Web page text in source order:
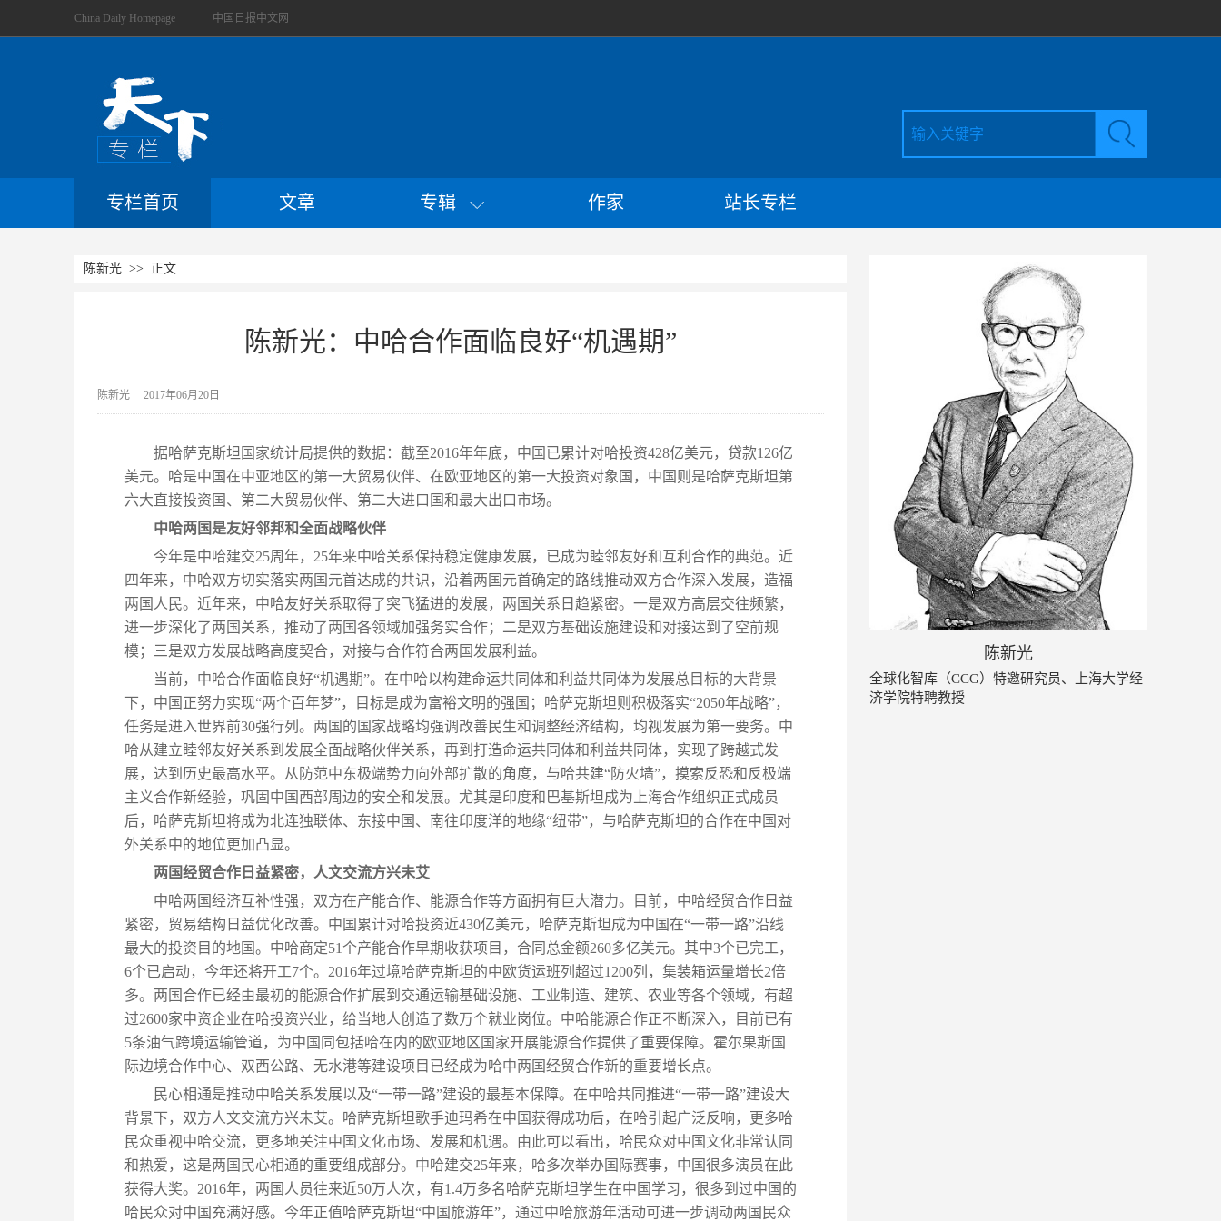
China Daily Homepage 中国日报中文网
专栏首页 文章 专辑 作家 站长专栏
陈新光 >> 正文
陈新光：中哈合作面临良好“机遇期”
陈新光 2017年06月20日
据哈萨克斯坦国家统计局提供的数据：截至2016年年底，中国已累计对哈投资428亿美元，贷款126亿
美元。哈是中国在中亚地区的第一大贸易伙伴、在欧亚地区的第一大投资对象国，中国则是哈萨克斯坦第
六大直接投资国、第二大贸易伙伴、第二大进口国和最大出口市场。
中哈两国是友好邻邦和全面战略伙伴
今年是中哈建交25周年，25年来中哈关系保持稳定健康发展，已成为睦邻友好和互利合作的典范。近
四年来，中哈双方切实落实两国元首达成的共识，沿着两国元首确定的路线推动双方合作深入发展，造福
两国人民。近年来，中哈友好关系取得了突飞猛进的发展，两国关系日趋紧密。一是双方高层交往频繁，
进一步深化了两国关系，推动了两国各领域加强务实合作；二是双方基础设施建设和对接达到了空前规
模；三是双方发展战略高度契合，对接与合作符合两国发展利益。
当前，中哈合作面临良好“机遇期”。在中哈以构建命运共同体和利益共同体为发展总目标的大背景
下，中国正努力实现“两个百年梦”，目标是成为富裕文明的强国；哈萨克斯坦则积极落实“2050年战略”，
任务是进入世界前30强行列。两国的国家战略均强调改善民生和调整经济结构，均视发展为第一要务。中
哈从建立睦邻友好关系到发展全面战略伙伴关系，再到打造命运共同体和利益共同体，实现了跨越式发
展，达到历史最高水平。从防范中东极端势力向外部扩散的角度，与哈共建“防火墙”，摸索反恐和反极端
主义合作新经验，巩固中国西部周边的安全和发展。尤其是印度和巴基斯坦成为上海合作组织正式成员
后，哈萨克斯坦将成为北连独联体、东接中国、南往印度洋的地缘“纽带”，与哈萨克斯坦的合作在中国对
外关系中的地位更加凸显。
两国经贸合作日益紧密，人文交流方兴未艾
中哈两国经济互补性强，双方在产能合作、能源合作等方面拥有巨大潜力。目前，中哈经贸合作日益
紧密，贸易结构日益优化改善。中国累计对哈投资近430亿美元，哈萨克斯坦成为中国在“一带一路”沿线
最大的投资目的地国。中哈商定51个产能合作早期收获项目，合同总金额260多亿美元。其中3个已完工，
6个已启动，今年还将开工7个。2016年过境哈萨克斯坦的中欧货运班列超过1200列，集装箱运量增长2倍
多。两国合作已经由最初的能源合作扩展到交通运输基础设施、工业制造、建筑、农业等各个领域，有超
过2600家中资企业在哈投资兴业，给当地人创造了数万个就业岗位。中哈能源合作正不断深入，目前已有
5条油气跨境运输管道，为中国同包括哈在内的欧亚地区国家开展能源合作提供了重要保障。霍尔果斯国
际边境合作中心、双西公路、无水港等建设项目已经成为哈中两国经贸合作新的重要增长点。
民心相通是推动中哈关系发展以及“一带一路”建设的最基本保障。在中哈共同推进“一带一路”建设大
背景下，双方人文交流方兴未艾。哈萨克斯坦歌手迪玛希在中国获得成功后，在哈引起广泛反响，更多哈
民众重视中哈交流，更多地关注中国文化市场、发展和机遇。由此可以看出，哈民众对中国文化非常认同
和热爱，这是两国民心相通的重要组成部分。中哈建交25年来，哈多次举办国际赛事，中国很多演员在此
获得大奖。2016年，两国人员往来近50万人次，有1.4万多名哈萨克斯坦学生在中国学习，很多到过中国的
哈民众对中国充满好感。今年正值哈萨克斯坦“中国旅游年”，通过中哈旅游年活动可进一步调动两国民众
陈新光
全球化智库（CCG）特邀研究员、上海大学经
济学院特聘教授